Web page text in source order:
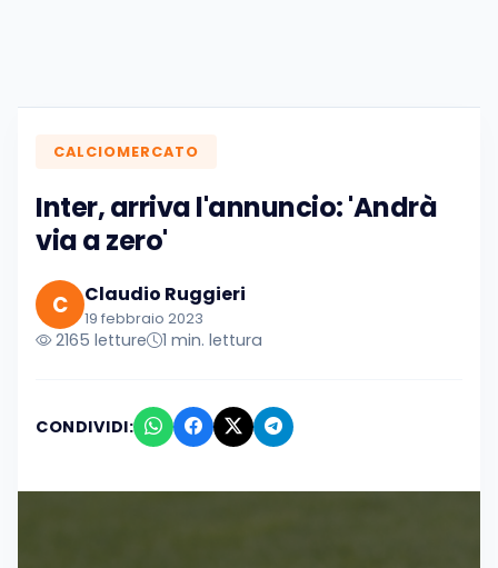
CALCIOMERCATO
Inter, arriva l'annuncio: 'Andrà
via a zero'
C Claudio Ruggieri
19 febbraio 2023
2165 letture 1 min. lettura
CONDIVIDI: